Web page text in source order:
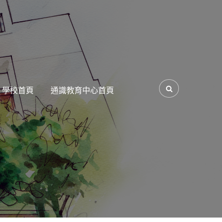
學校首頁 通識教育中心首頁